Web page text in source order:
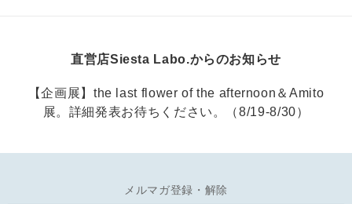
直営店Siesta Labo.からのお知らせ
【企画展】the last flower of the afternoon＆Amito
展。詳細発表お待ちください。（8/19-8/30）
メルマガ登録・解除